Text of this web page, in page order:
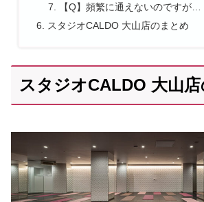
【Q】頻繁に通えないのですが…
スタジオCALDO 大山店のまとめ
スタジオCALDO 大山